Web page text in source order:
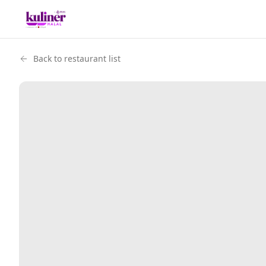
Back to restaurant list